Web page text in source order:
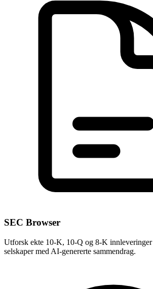
SEC Browser
Utforsk ekte 10-K, 10-Q og 8-K
selskaper med AI-genererte sammendrag.